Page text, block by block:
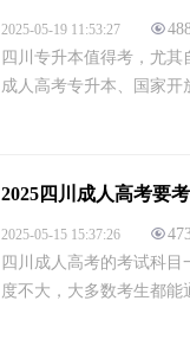
2025-05-19 11:53:27
四川专升本值得考，尤
成人高考专升本、国家
2025四川成人高考要
2025-05-15 15:37:26
四川成人高考的考试科
度不大，大多数考生都能